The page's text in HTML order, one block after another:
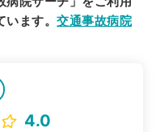
います。交通事故病院
4.0